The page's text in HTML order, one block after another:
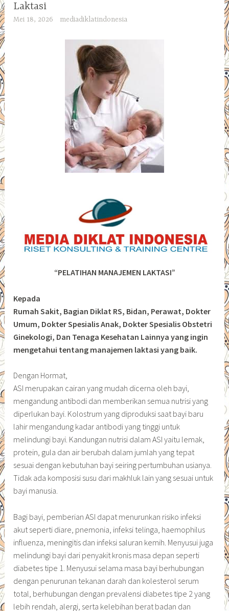
Laktasi
Mei 18, 2026 mediadiklatindonesia
“PELATIHAN MANAJEMEN LAKTASI”
Kepada
Rumah Sakit, Bagian Diklat RS, Bidan, Perawat, Dokter
Umum, Dokter Spesialis Anak, Dokter Spesialis Obstetri
Ginekologi, Dan Tenaga Kesehatan Lainnya yang ingin
mengetahui tentang manajemen laktasi yang baik.
Dengan Hormat,
ASI merupakan cairan yang mudah dicerna oleh bayi,
mengandung antibodi dan memberikan semua nutrisi yang
diperlukan bayi. Kolostrum yang diproduksi saat bayi baru
lahir mengandung kadar antibodi yang tinggi untuk
melindungi bayi. Kandungan nutrisi dalam ASI yaitu lemak,
protein, gula dan air berubah dalam jumlah yang tepat
sesuai dengan kebutuhan bayi seiring pertumbuhan usianya.
Tidak ada komposisi susu dari makhluk lain yang sesuai untuk
bayi manusia.
Bagi bayi, pemberian ASI dapat menurunkan risiko infeksi
akut seperti diare, pnemonia, infeksi telinga, haemophilus
influenza, meningitis dan infeksi saluran kemih. Menyusui juga
melindungi bayi dari penyakit kronis masa depan seperti
diabetes tipe 1. Menyusui selama masa bayi berhubungan
dengan penurunan tekanan darah dan kolesterol serum
total, berhubungan dengan prevalensi diabetes tipe 2 yang
lebih rendah, alergi, serta kelebihan berat badan dan